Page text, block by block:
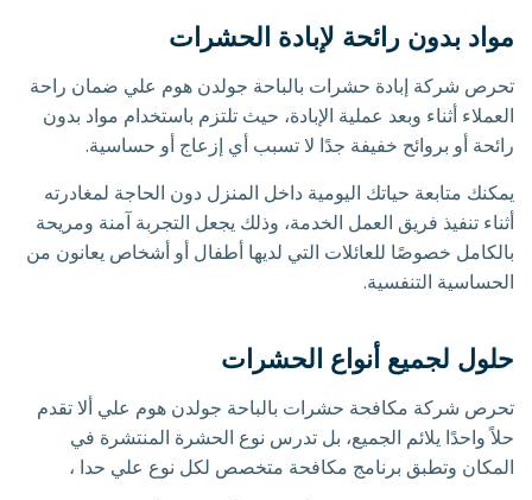
مواد بدون رائحة لإبادة الحشرات
تحرص شركة إبادة حشرات بالباحة جولدن هوم علي ضمان راحة
العملاء أثناء وبعد عملية الإبادة، حيث تلتزم باستخدام مواد بدون
رائحة أو بروائح خفيفة جدًا لا تسبب أي إزعاج أو حساسية.
يمكنك متابعة حياتك اليومية داخل المنزل دون الحاجة لمغادرته
أثناء تنفيذ فريق العمل الخدمة، وذلك يجعل التجربة آمنة ومريحة
بالكامل خصوصًا للعائلات التي لديها أطفال أو أشخاص يعانون من
الحساسية التنفسية.
حلول لجميع أنواع الحشرات
تحرص شركة مكافحة حشرات بالباحة جولدن هوم علي ألا تقدم
حلاً واحدًا يلائم الجميع، بل تدرس نوع الحشرة المنتشرة في
المكان وتطبق برنامج مكافحة متخصص لكل نوع علي حدا ،